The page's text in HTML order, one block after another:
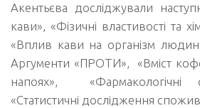
Акентьєва досліджували
кави», «Фізичні властивості та
«Вплив кави на організм
Аргументи «ПРОТИ», «Вміст
напоях», «Фармакологічні
«Статистичні дослідження